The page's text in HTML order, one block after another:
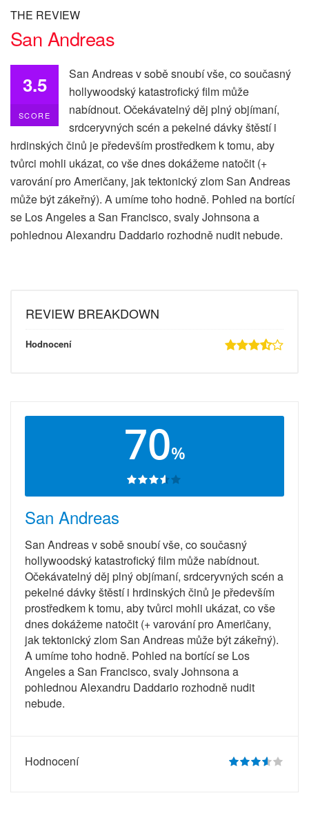
THE REVIEW
San Andreas
3.5
SCORE
San Andreas v sobě snoubí vše, co současný
hollywoodský katastrofický film může
nabídnout. Očekávatelný děj plný objímaní,
srdceryvných scén a pekelné dávky štěstí i
hrdinských činů je především prostředkem k tomu, aby
tvůrci mohli ukázat, co vše dnes dokážeme natočit (+
varování pro Američany, jak tektonický zlom San Andreas
může být zákeřný). A umíme toho hodně. Pohled na bortící
se Los Angeles a San Francisco, svaly Johnsona a
pohlednou Alexandru Daddario rozhodně nudit nebude.
REVIEW BREAKDOWN
Hodnocení
70%
San Andreas
San Andreas v sobě snoubí vše, co současný
hollywoodský katastrofický film může nabídnout.
Očekávatelný děj plný objímaní, srdceryvných scén a
pekelné dávky štěstí i hrdinských činů je především
prostředkem k tomu, aby tvůrci mohli ukázat, co vše
dnes dokážeme natočit (+ varování pro Američany,
jak tektonický zlom San Andreas může být zákeřný).
A umíme toho hodně. Pohled na bortící se Los
Angeles a San Francisco, svaly Johnsona a
pohlednou Alexandru Daddario rozhodně nudit
nebude.
Hodnocení